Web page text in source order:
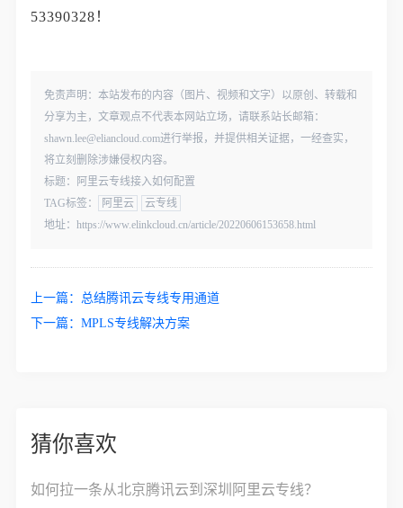
53390328！
免责声明：本站发布的内容（图片、视频和文字）以原创、转载和
分享为主，文章观点不代表本网站立场，请联系站长邮箱：
shawn.lee@eliancloud.com进行举报，并提供相关证据，一经查实，
将立刻删除涉嫌侵权内容。
标题：阿里云专线接入如何配置
TAG标签：
阿里云
云专线
地址：https://www.elinkcloud.cn/article/20220606153658.html
上一篇： 总结腾讯云专线专用通道
下一篇：MPLS专线解决方案
猜你喜欢
如何拉一条从北京腾讯云到深圳阿里云专线？